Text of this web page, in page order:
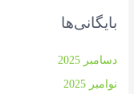
بایگانی‌ها
دسامبر 2025
نوامبر 2025